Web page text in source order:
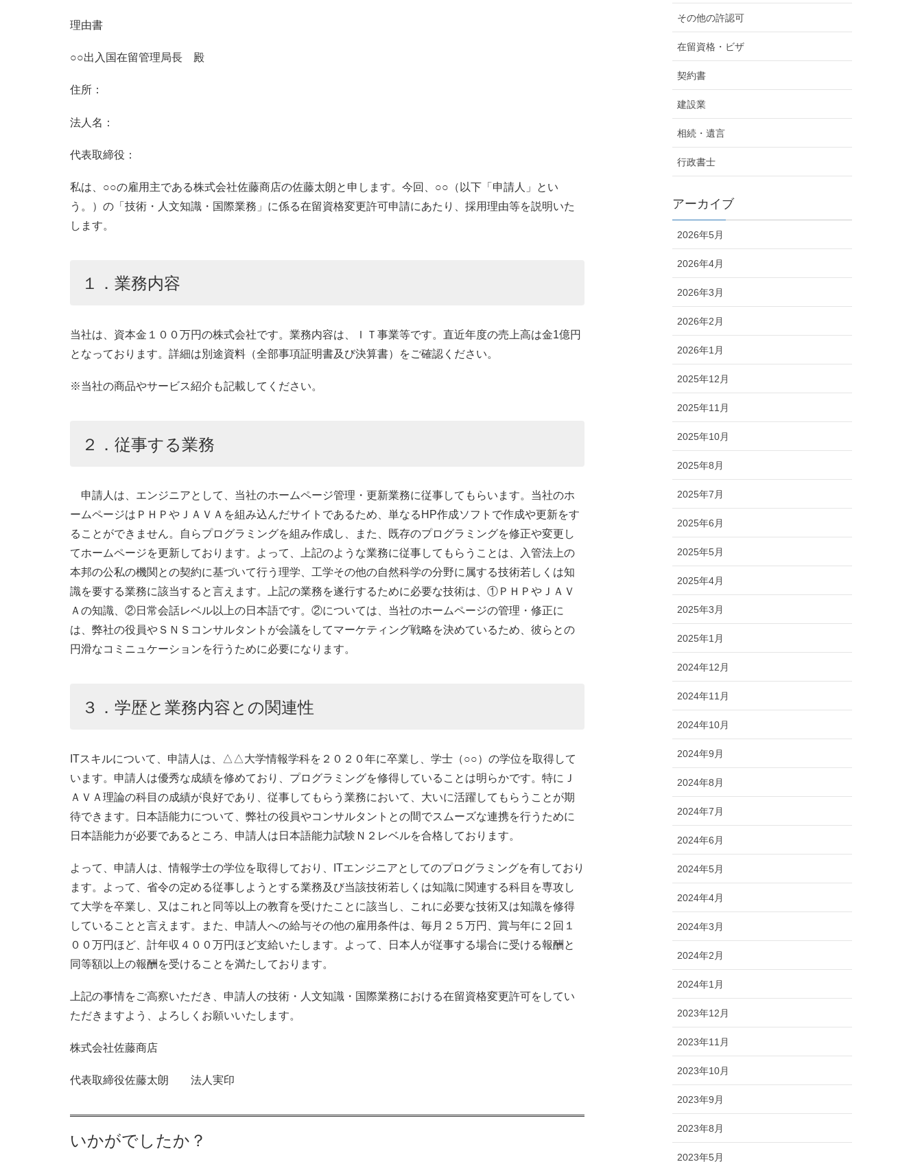
理由書
○○出入国在留管理局長 殿
住所：
法人名：
代表取締役：
私は、○○の雇用主である株式会社佐藤商店の佐藤太朗と申します。今回、○○（以下「申請人」とい
う。）の「技術・人文知識・国際業務」に係る在留資格変更許可申請にあたり、採用理由等を説明いた
します。
１．業務内容
当社は、資本金１００万円の株式会社です。業務内容は、ＩＴ事業等です。直近年度の売上高は金1億円
となっております。詳細は別途資料（全部事項証明書及び決算書）をご確認ください。
※当社の商品やサービス紹介も記載してください。
２．従事する業務
申請人は、エンジニアとして、当社のホームページ管理・更新業務に従事してもらいます。当社のホ
ームページはＰＨＰやＪＡＶＡを組み込んだサイトであるため、単なるHP作成ソフトで作成や更新をす
ることができません。自らプログラミングを組み作成し、また、既存のプログラミングを修正や変更し
てホームページを更新しております。よって、上記のような業務に従事してもらうことは、入管法上の
本邦の公私の機関との契約に基づいて行う理学、工学その他の自然科学の分野に属する技術若しくは知
識を要する業務に該当すると言えます。上記の業務を遂行するために必要な技術は、①ＰＨＰやＪＡＶ
Ａの知識、②日常会話レベル以上の日本語です。②については、当社のホームページの管理・修正に
は、弊社の役員やＳＮＳコンサルタントが会議をしてマーケティング戦略を決めているため、彼らとの
円滑なコミニュケーションを行うために必要になります。
３．学歴と業務内容との関連性
ITスキルについて、申請人は、△△大学情報学科を２０２０年に卒業し、学士（○○）の学位を取得して
います。申請人は優秀な成績を修めており、プログラミングを修得していることは明らかです。特にＪ
ＡＶＡ理論の科目の成績が良好であり、従事してもらう業務において、大いに活躍してもらうことが期
待できます。日本語能力について、弊社の役員やコンサルタントとの間でスムーズな連携を行うために
日本語能力が必要であるところ、申請人は日本語能力試験Ｎ２レベルを合格しております。
よって、申請人は、情報学士の学位を取得しており、ITエンジニアとしてのプログラミングを有しており
ます。よって、省令の定める従事しようとする業務及び当該技術若しくは知識に関連する科目を専攻し
て大学を卒業し、又はこれと同等以上の教育を受けたことに該当し、これに必要な技術又は知識を修得
していることと言えます。また、申請人への給与その他の雇用条件は、毎月２５万円、賞与年に２回１
００万円ほど、計年収４００万円ほど支給いたします。よって、日本人が従事する場合に受ける報酬と
同等額以上の報酬を受けることを満たしております。
上記の事情をご高察いただき、申請人の技術・人文知識・国際業務における在留資格変更許可をしてい
ただきますよう、よろしくお願いいたします。
株式会社佐藤商店
代表取締役佐藤太朗 法人実印
いかがでしたか？
その他の許認可
在留資格・ビザ
契約書
建設業
相続・遺言
行政書士
アーカイブ
2026年5月
2026年4月
2026年3月
2026年2月
2026年1月
2025年12月
2025年11月
2025年10月
2025年8月
2025年7月
2025年6月
2025年5月
2025年4月
2025年3月
2025年1月
2024年12月
2024年11月
2024年10月
2024年9月
2024年8月
2024年7月
2024年6月
2024年5月
2024年4月
2024年3月
2024年2月
2024年1月
2023年12月
2023年11月
2023年10月
2023年9月
2023年8月
2023年5月